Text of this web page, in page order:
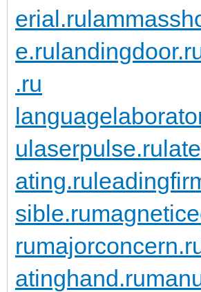
erial.ru
e.ru
.ru
ulaserpulse.ru
ating.ru
sible.ru
ru
atinghand.ru